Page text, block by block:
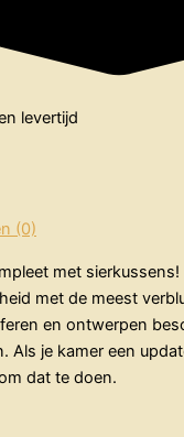
levertijd
(0)
met sierkussens!
met de meest
en ontwerpen
Als je kamer een
dat te doen.